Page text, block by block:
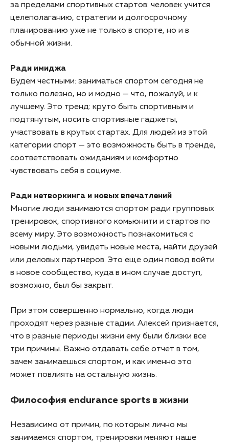
за пределами спортивных стартов: человек учится
целеполаганию, стратегии и долгосрочному
планированию уже не только в спорте, но и в
обычной жизни.
Ради имиджа
Будем честными: заниматься спортом сегодня не
только полезно, но и модно — что, пожалуй, и к
лучшему. Это тренд: круто быть спортивным и
подтянутым, носить спортивные гаджеты,
участвовать в крутых стартах. Для людей из этой
категории спорт — это возможность быть в тренде,
соответствовать ожиданиям и комфортно
чувствовать себя в социуме.
Ради нетворкинга и новых впечатлений
Многие люди занимаются спортом ради групповых
тренировок, спортивного комьюнити и стартов по
всему миру. Это возможность познакомиться с
новыми людьми, увидеть новые места, найти друзей
или деловых партнеров. Это еще один повод войти
в новое сообщество, куда в ином случае доступ,
возможно, был бы закрыт.
При этом совершенно нормально, когда люди
проходят через разные стадии. Алексей признается,
что в разные периоды жизни ему были близки все
три причины. Важно отдавать себе отчет в том,
зачем занимаешься спортом, и как именно это
может повлиять на остальную жизнь.
Философия endurance sports в жизни
Независимо от причин, по которым лично мы
занимаемся спортом, тренировки меняют наше